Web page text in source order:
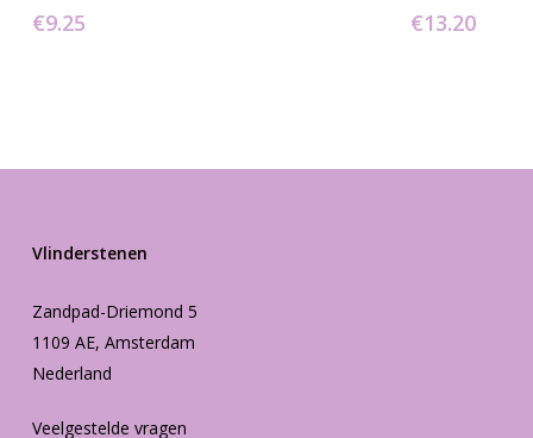
€9.25
€13.20
Vlinderstenen
Zandpad-Driemond 5
1109 AE, Amsterdam
Nederland
Veelgestelde vragen